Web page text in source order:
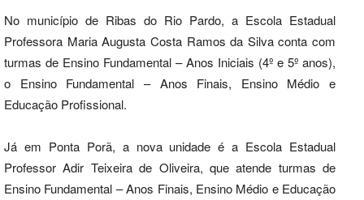
No município de Ribas do Rio Pardo, a Escola Estadual
Professora Maria Augusta Costa Ramos da Silva conta com
turmas de Ensino Fundamental – Anos Iniciais (4º e 5º anos),
o Ensino Fundamental – Anos Finais, Ensino Médio e
Educação Profissional.
Já em Ponta Porã, a nova unidade é a Escola Estadual
Professor Adir Teixeira de Oliveira, que atende turmas de
Ensino Fundamental – Anos Finais, Ensino Médio e Educação